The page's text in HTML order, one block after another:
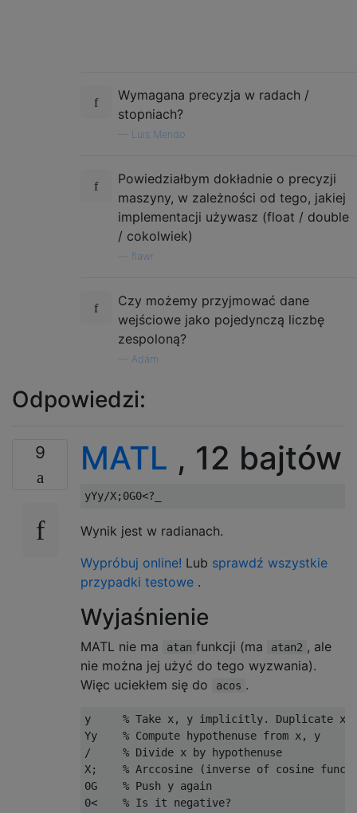
Wymagana precyzja w radach /
stopniach?
Luis Mendo
Powiedziałbym dokładnie o precyzji
maszyny, w zależności od tego, jakiej
implementacji używasz (float / double
/ cokolwiek)
flawr
Czy możemy przyjmować dane
wejściowe jako pojedynczą liczbę
zespoloną?
Adám
Odpowiedzi:
9 MATL , 12 bajtów
Wynik jest w radianach.
Wypróbuj online! Lub sprawdź wszystkie
przypadki testowe .
Wyjaśnienie
MATL nie ma atan funkcji (ma atan2 , ale
nie można jej użyć do tego wyzwania).
Więc uciekłem się do
acos .
y     % Take x, y implicitly. Duplicate x
Yy    % Compute hypothenuse from x, y
/     % Divide x by hypothenuse
X;    % Arccosine (inverse of cosine
0G    % Push y again
0<    % Is it negative?